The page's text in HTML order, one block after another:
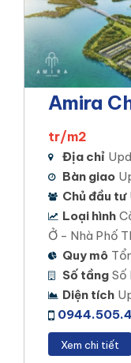
Amira
tr/m2
Địa chỉ
Bàn giao
Chủ đầu tư
Loại hình
Ở - Nhà Phố
Quy mô
Số tầng Số
Diện tích
Xem chi tiết